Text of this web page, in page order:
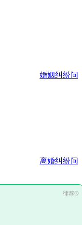
婚姻纠纷问
离婚纠纷问